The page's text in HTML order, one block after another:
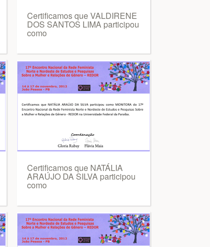
Certificamos que VALDIRENE
DOS SANTOS LIMA participou
como
Certificamos que NATÁLIA
ARAÚJO DA SILVA participou
como